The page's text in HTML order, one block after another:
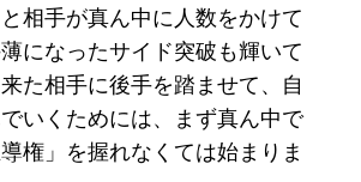
相手が真ん中に人数をかけて
になったサイド突破も輝いて
た相手に後手を踏ませて、自
いくためには、まず真ん中で
導権」を握れなくては始まりま